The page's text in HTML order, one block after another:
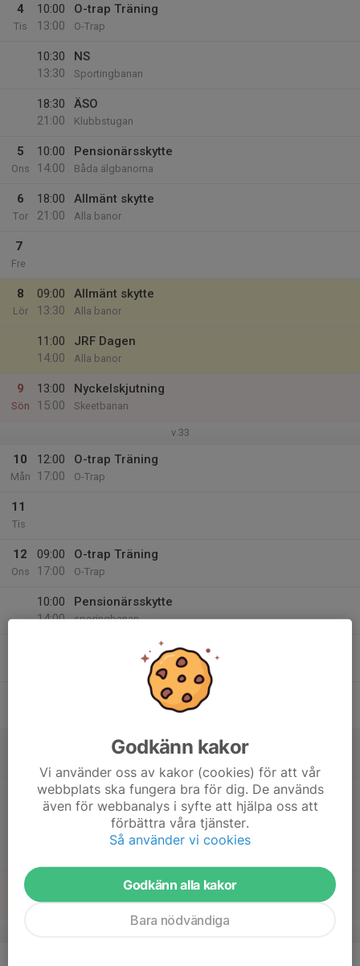
4
Tis
10:00
13:00
O-trap Träning
O-Trap
10:30
13:30
NS
Sportingbanan
18:30
21:00
ÄSO
Klubbstugan
5
Ons
10:00
14:00
Pensionärsskytte
Båda älgbanorna
6
Tor
18:00
21:00
Allmänt skytte
Alla banor
7
Fre
8
Lör
09:00
13:30
Allmänt skytte
Alla banor
11:00
14:00
JRF Dagen
Alla banor
9
Sön
13:00
15:00
Nyckelskjutning
Skeetbanan
v.33
10
Mån
12:00
17:00
O-trap Träning
O-Trap
11
Tis
12
Ons
09:00
17:00
O-trap Träning
O-Trap
10:00
14:00
Pensionärsskytte
sporingbanan
Allmänt skytte
Allmänt skytte
13:15
17:00
Klubbtävling Nordisk Trap
N-Trap
Inbjudan till Surströmmingsskiva!
16
Godkänn kakor
Vi använder oss av kakor (cookies) för att vår
webbplats ska fungera bra för dig. De används
även för webbanalys i syfte att hjälpa oss att
förbättra våra tjänster.
Så använder vi cookies
Godkänn alla kakor
Bara nödvändiga